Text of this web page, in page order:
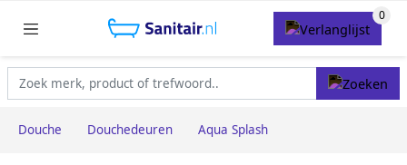
Douche Douchedeuren Aqua Splash